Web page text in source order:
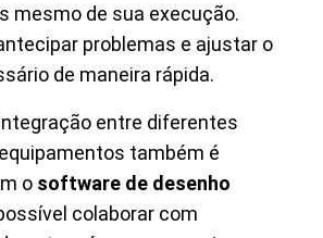
mesmo de sua execução.
problemas e ajustar o
de maneira rápida.
entre diferentes
também é
o software de desenho
colaborar com